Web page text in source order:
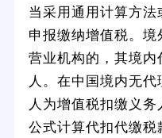
当采用通用计算方
申报缴纳增值税。
营业机构的，其境
人。在中国境内无
人为增值税扣缴义
公式计算代扣代缴税